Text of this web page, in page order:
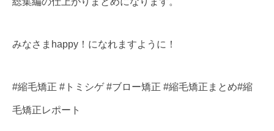
みなさまhappy！になれますように！
#縮毛矯正 #トミシゲ #ブロー矯正 #縮毛矯正まとめ#縮
毛矯正レポート